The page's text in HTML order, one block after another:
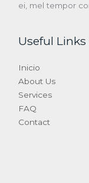
ei, mel tempor
Useful Links
Inicio
About Us
Services
FAQ
Contact